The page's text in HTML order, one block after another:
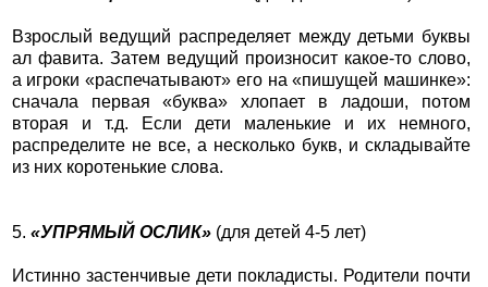
Взрослый ведущий распределяет между детьми буквы
ал фавита. Затем ведущий произносит какое-то слово,
а игроки «распечатывают» его на «пишущей машинке»:
сначала первая «буква» хлопает в ладоши, потом
вторая и т.д. Если дети маленькие и их немного,
распределите не все, а несколько букв, и складывайте
из них коротенькие слова.
5. «УПРЯМЫЙ ОСЛИК»(для детей 4-5 лет)
Истинно застенчивые дети покладисты. Родители почти